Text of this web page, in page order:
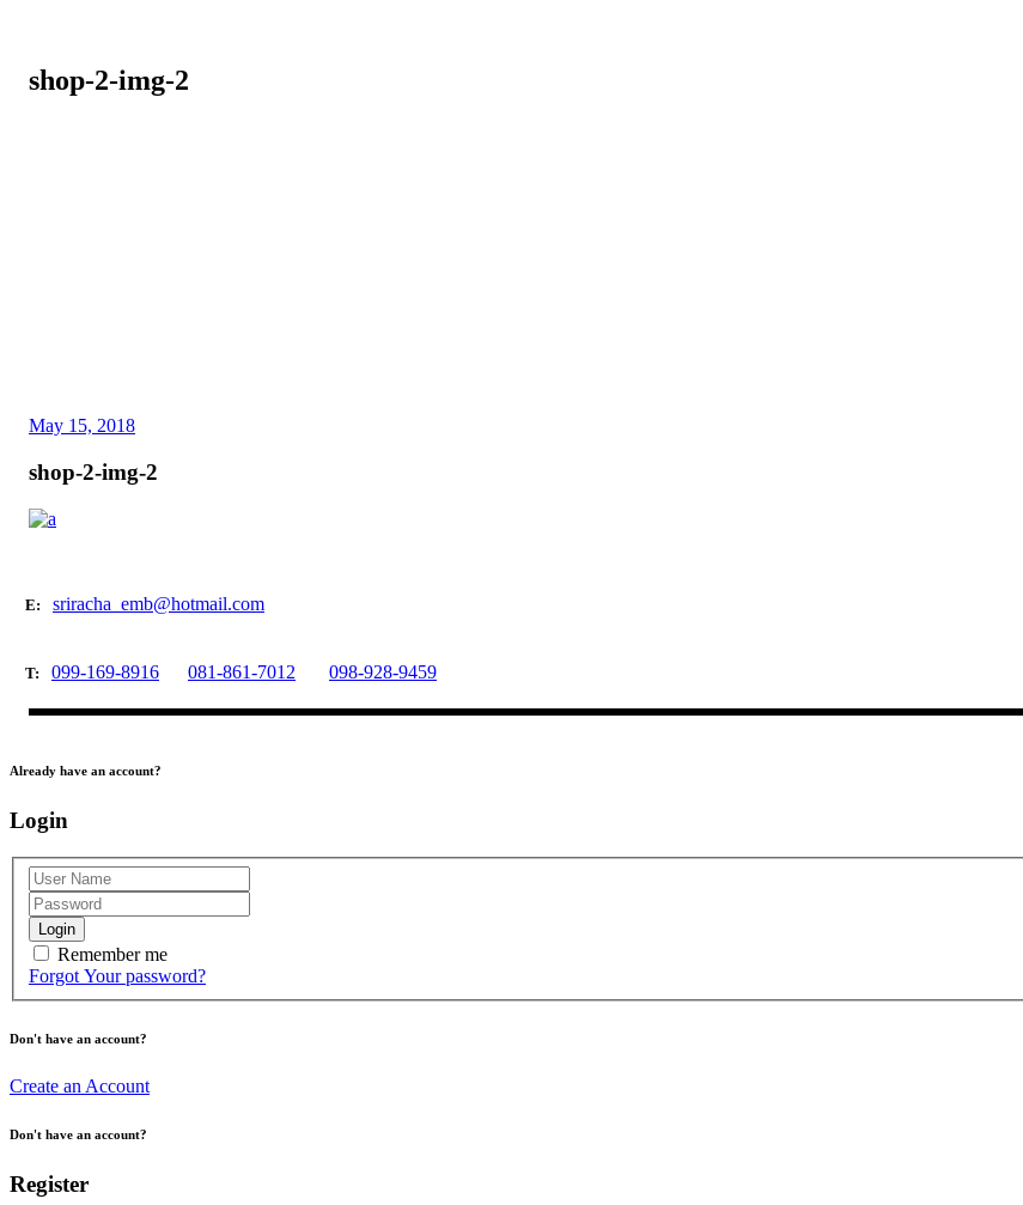
shop-2-img-2
May 15, 2018
shop-2-img-2
E: sriracha_emb@hotmail.com
T: 099-169-8916 081-861-7012 098-928-9459
Already have an account?
Login
Login
Remember me
Forgot Your password?
Don't have an account?
Create an Account
Don't have an account?
Register